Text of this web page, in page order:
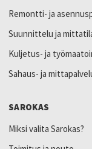
Remontti- ja
Suunnittelu ja
Kuljetus- ja
Sahaus- ja
SAROKAS
Miksi valita Sarokas?